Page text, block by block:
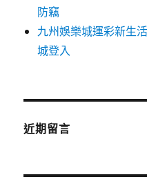
防竊
九州娛樂城運彩新生
城登入
近期留言